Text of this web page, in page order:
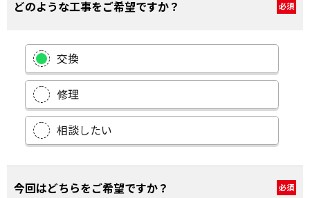
どのような工事をご希望ですか？ 必須
交換
修理
相談したい
今回はどちらをご希望ですか？ 必須